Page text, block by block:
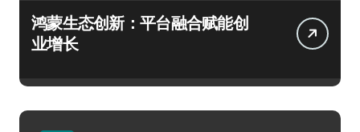
鸿蒙生态创新：平台融合赋能创
业增长